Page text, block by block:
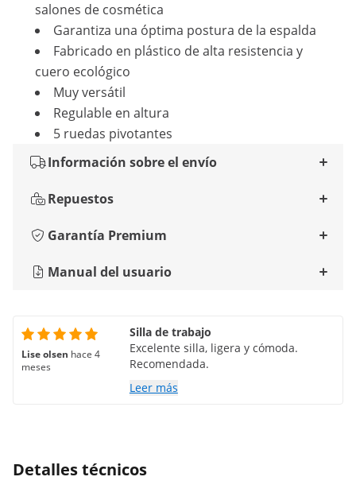
salones de cosmética
Garantiza una óptima postura de la espalda
Fabricado en plástico de alta resistencia y
cuero ecológico
Muy versátil
Regulable en altura
5 ruedas pivotantes
Información sobre el envío
Repuestos
Garantía Premium
Manual del usuario
Lise olsen hace 4
meses
Silla de trabajo
Excelente silla, ligera y cómoda.
Recomendada.
Leer más
Detalles técnicos